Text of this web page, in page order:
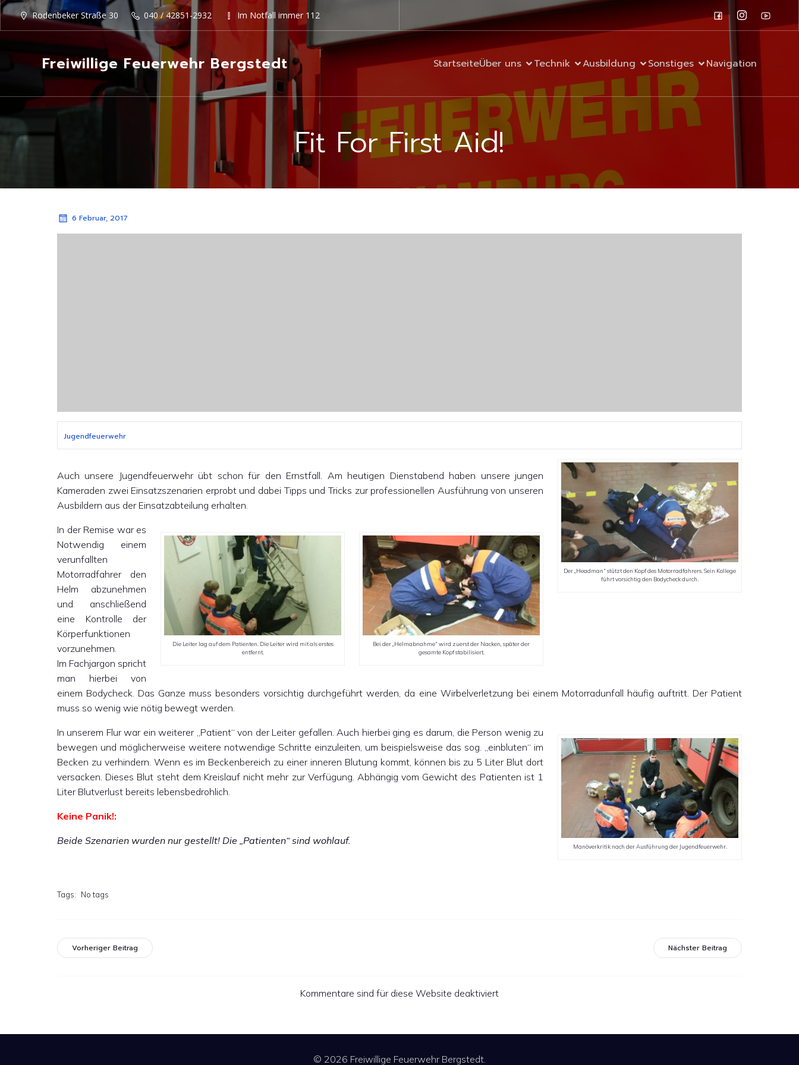
Rodenbeker Straße 30 040 / 42851-2932 Im Notfall immer 112
Freiwillige Feuerwehr Bergstedt StartseiteÜber uns Technik Ausbildung Sonstiges Navigation
Fit For First Aid!
6 Februar, 2017
Jugendfeuerwehr
Der „Headman“ stützt den Kopf des Motorradfahrers. Sein Kollege
führt vorsichtig den Bodycheck durch.
Auch unsere Jugendfeuerwehr übt schon für den Ernstfall. Am heutigen Dienstabend haben unsere jungen
Kameraden zwei Einsatzszenarien erprobt und dabei Tipps und Tricks zur professionellen Ausführung von unseren
Ausbildern aus der Einsatzabteilung erhalten.
Bei der „Helmabnahme“ wird zuerst der Nacken, später der
gesamte Kopf stabilisiert.
Die Leiter lag auf dem Patienten. Die Leiter wird mit als erstes
entfernt.
In der Remise war es
Notwendig einem
verunfallten
Motorradfahrer den
Helm abzunehmen
und anschließend
eine Kontrolle der
Körperfunktionen
vorzunehmen.
Im Fachjargon spricht
man hierbei von
einem Bodycheck. Das Ganze muss besonders vorsichtig durchgeführt werden, da eine Wirbelverletzung bei einem Motorradunfall häufig auftritt. Der Patient
muss so wenig wie nötig bewegt werden.
Manöverkritik nach der Ausführung der Jugendfeuerwehr.
In unserem Flur war ein weiterer „Patient“ von der Leiter gefallen. Auch hierbei ging es darum, die Person wenig zu
bewegen und möglicherweise weitere notwendige Schritte einzuleiten, um beispielsweise das sog. „einbluten“ im
Becken zu verhindern. Wenn es im Beckenbereich zu einer inneren Blutung kommt, können bis zu 5 Liter Blut dort
versacken. Dieses Blut steht dem Kreislauf nicht mehr zur Verfügung. Abhängig vom Gewicht des Patienten ist 1
Liter Blutverlust bereits lebensbedrohlich.
Keine Panik!:
Beide Szenarien wurden nur gestellt! Die „Patienten“ sind wohlauf.
Tags: No tags
Vorheriger Beitrag Nächster Beitrag
Kommentare sind für diese Website deaktiviert
© 2026 Freiwillige Feuerwehr Bergstedt.